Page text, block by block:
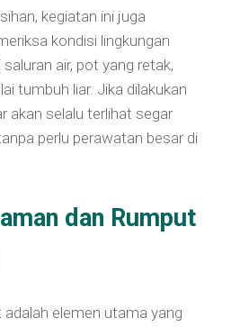
kegiatan ini juga
kondisi lingkungan
air, pot yang retak,
tumbuh liar. Jika dilakukan
akan selalu terlihat segar
perlu perawatan besar di
dan Rumput
elemen utama yang